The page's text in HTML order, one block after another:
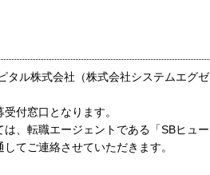
タル株式会社（株式会社システムエグゼ
付窓口となります。
、転職エージェントである「SBヒュー
てご連絡させていただきます。